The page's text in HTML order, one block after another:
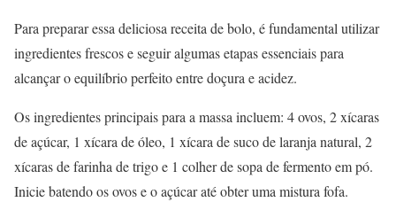
Para preparar essa deliciosa receita de bolo, é fundamental utilizar
ingredientes frescos e seguir algumas etapas essenciais para
alcançar o equilíbrio perfeito entre doçura e acidez.
Os ingredientes principais para a massa incluem: 4 ovos, 2 xícaras
de açúcar, 1 xícara de óleo, 1 xícara de suco de laranja natural, 2
xícaras de farinha de trigo e 1 colher de sopa de fermento em pó.
Inicie batendo os ovos e o açúcar até obter uma mistura fofa.